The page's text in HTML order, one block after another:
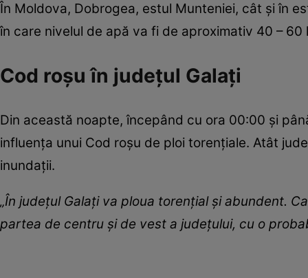
În Moldova, Dobrogea, estul Munteniei, cât și în
în care nivelul de apă va fi de aproximativ 40 – 60
Cod roșu în județul Galați
Din această noapte, începând cu ora 00:00 și
influența unui Cod roșu de ploi torențiale. Atât
inundații.
„În județul Galați va ploua torențial și abundent.
partea de centru și de vest a județului, cu o